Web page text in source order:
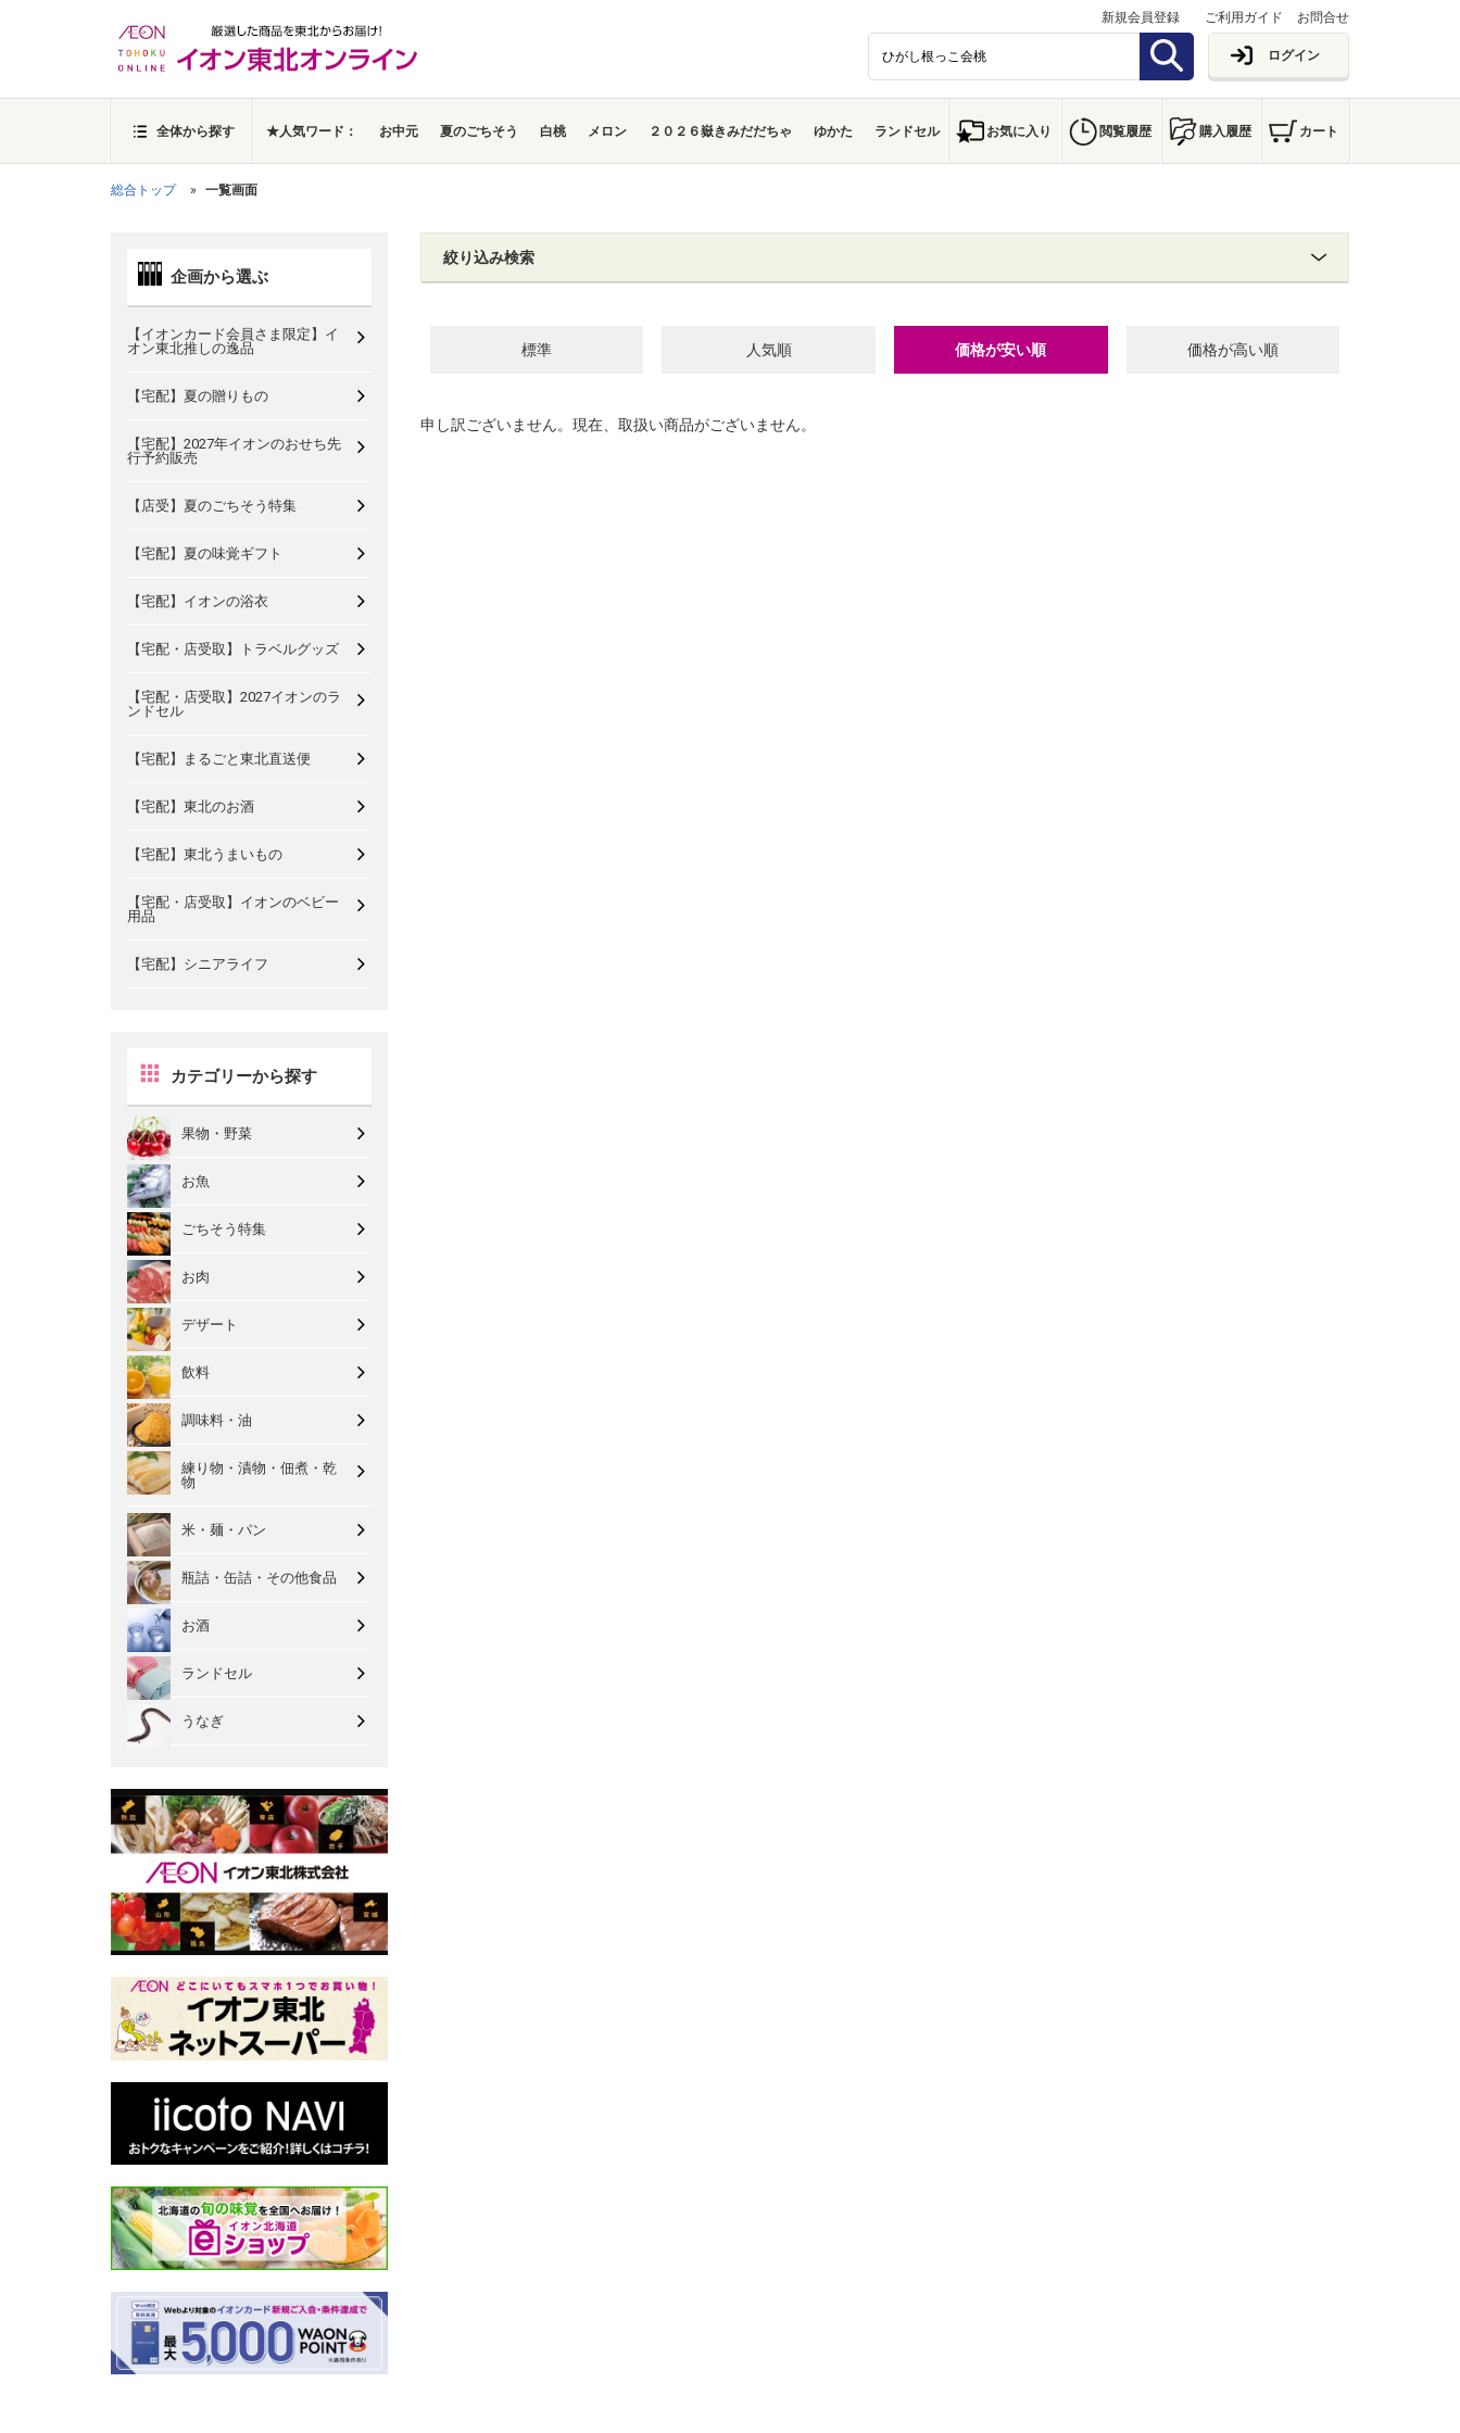
新規会員登録 ご利用ガイド お問合せ
ログイン
全体から探す ★人気ワード： お中元 夏のごちそう 白桃 メロン ２０２６嶽きみだだちゃ ゆかた ランドセル お気に入り 閲覧履歴 購入履歴 カート
総合トップ 一覧画面
企画から選ぶ
【イオンカード会員さま限定】イ
オン東北推しの逸品
【宅配】夏の贈りもの
【宅配】2027年イオンのおせち先
行予約販売
【店受】夏のごちそう特集
【宅配】夏の味覚ギフト
【宅配】イオンの浴衣
【宅配・店受取】トラベルグッズ
【宅配・店受取】2027イオンのラ
ンドセル
【宅配】まるごと東北直送便
【宅配】東北のお酒
【宅配】東北うまいもの
【宅配・店受取】イオンのベビー
用品
【宅配】シニアライフ
カテゴリーから探す
果物・野菜
お魚
ごちそう特集
お肉
デザート
飲料
調味料・油
練り物・漬物・佃煮・乾
物
米・麺・パン
瓶詰・缶詰・その他食品
お酒
ランドセル
うなぎ
絞り込み検索
標準 人気順 価格が安い順 価格が高い順
申し訳ございません。現在、取扱い商品がございません。